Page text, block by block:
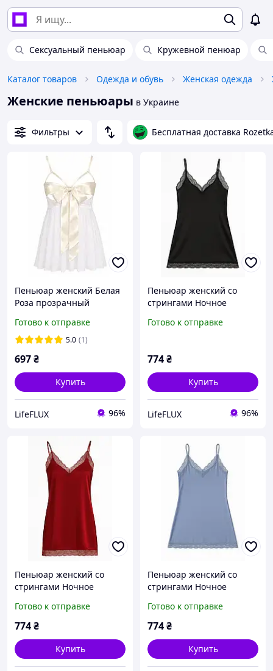
Сексуальный пеньюар Кружевной пенюар
Каталог товаров Одежда и обувь Женская одежда
Женские пеньюары в Украине
Фильтры Бесплатная доставка
Пеньюар женский Белая
Роза прозрачный
Yiyue белый
Готово к отправке
5.0 (1)
697₴
Купить
LifeFLUX 96%
Пеньюар женский со
стрингами Ночное
Готово к отправке
774₴
Купить
LifeFLUX 96%
Пеньюар женский со
стрингами Ночное
Готово к отправке
774₴
Купить
Пеньюар женский со
стрингами Ночное
Готово к отправке
774₴
Купить